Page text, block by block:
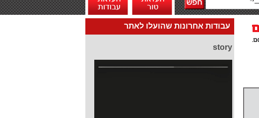
עבודות אחרונות שהועלו לאתר
story